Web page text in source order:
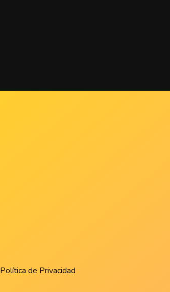
Política de Privacidad